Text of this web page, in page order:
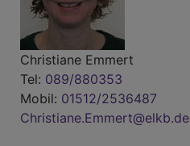
Christiane Emmert
Tel: 089/880353
Mobil: 01512/2536487
Christiane.Emmert@elkb.de